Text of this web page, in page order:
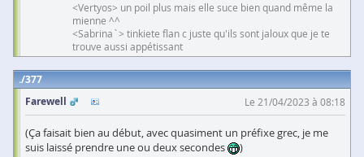
<Vertyos> un poil plus mais elle suce bien quand même la
mienne ^^
<Sabrina`> tinkiete flan c juste qu'ils sont jaloux que je te
trouve aussi appétissant
377
Farewell
Le 21/04/2023 à 08:18
(Ça faisait bien au début, avec quasiment un préfixe grec, je me
suis laissé prendre une ou deux secondes
)